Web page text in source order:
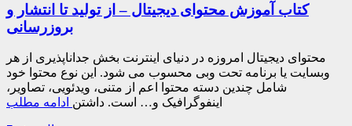
کتاب آموزش محتوای دیجیتال – از تولید تا انتشار و
بروزرسانی
محتوای دیجیتال امروزه در دنیای اینترنت بخش جداناپذیری از هر
وبسایت یا برنامه تحت وبی محسوب می شود. این نوع محتوا خود
شامل چندین دسته محتوا اعم از متنی، ویدئویی، تصاویر،
اینفوگرافیک و… است. داشتن ادامه مطلب